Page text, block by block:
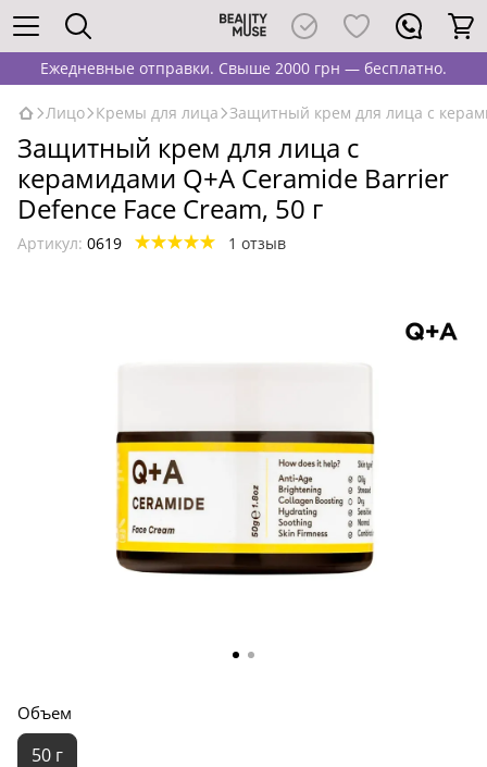
Ежедневные отправки. Свыше 2000 грн — бесплатно.
Лицо Кремы для лица Защитный крем для лица с
Защитный крем для лица с
керамидами Q+A Ceramide Barrier
Defence Face Cream, 50 г
Артикул: 0619 1 отзыв
Объем
50 г